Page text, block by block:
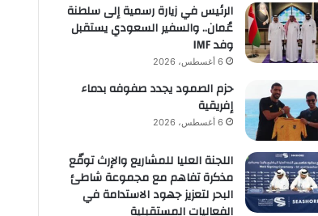
الرئيس في زيارة رسمية إلى سلطنة
عُمان.. والسفير السعودي يستقبل
وفد IMF
6 أغسطس، 2026
حزم الصمود يجدد صفوفه بدماء
إفريقية
6 أغسطس، 2026
اللجنة العليا للمشاريع والإرث توقّع
مذكرة تفاهم مع مجموعة شاطئ
البحر لتعزيز جهود الاستدامة في